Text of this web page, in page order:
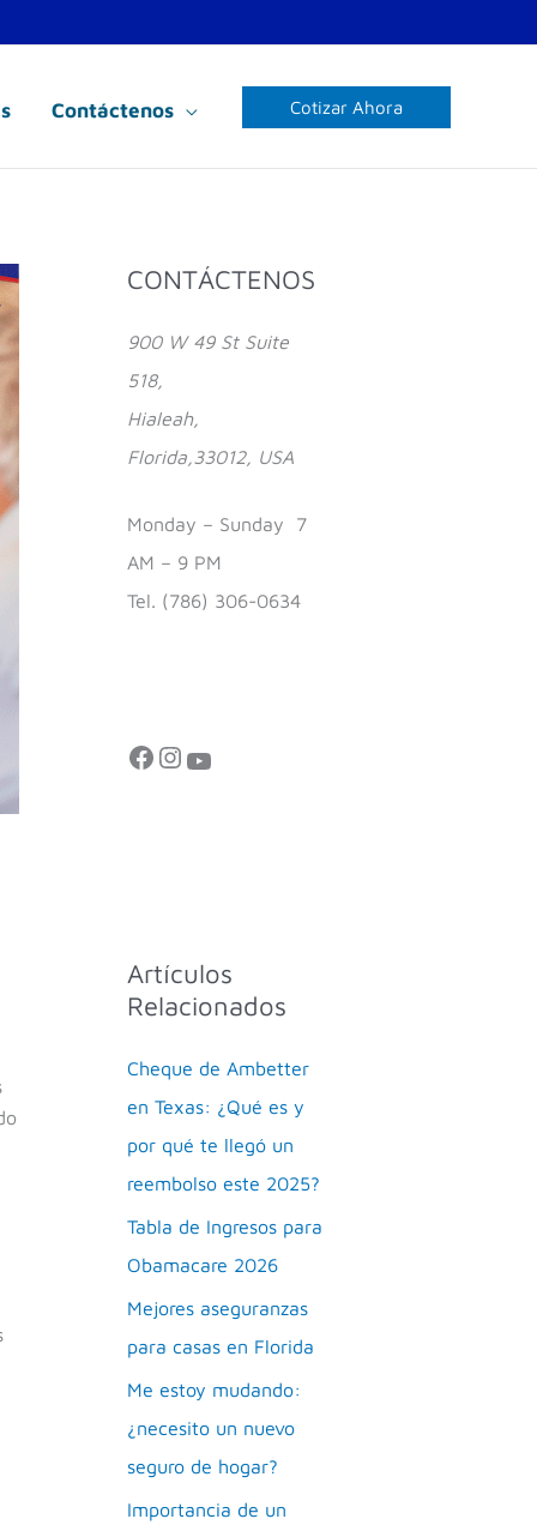
Contáctenos Cotizar Ahora
CONTÁCTENOS
900 W 49 St Suite
518,
Hialeah,
Florida,33012, USA
Monday – Sunday 7
AM – 9 PM
Tel. (786) 306-0634
Artículos
Relacionados
Cheque de Ambetter
en Texas: ¿Qué es y
por qué te llegó un
reembolso este 2025?
Tabla de Ingresos para
Obamacare 2026
Mejores aseguranzas
para casas en Florida
Me estoy mudando:
¿necesito un nuevo
seguro de hogar?
Importancia de un